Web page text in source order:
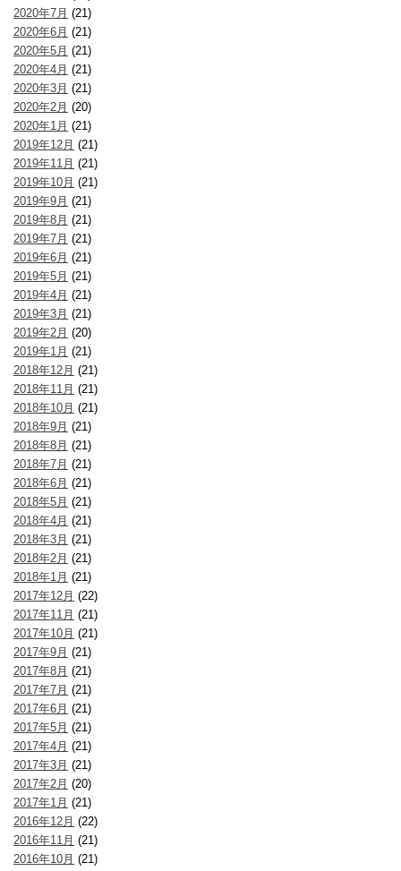
2020年7月 (21)
2020年6月 (21)
2020年5月 (21)
2020年4月 (21)
2020年3月 (21)
2020年2月 (20)
2020年1月 (21)
2019年12月 (21)
2019年11月 (21)
2019年10月 (21)
2019年9月 (21)
2019年8月 (21)
2019年7月 (21)
2019年6月 (21)
2019年5月 (21)
2019年4月 (21)
2019年3月 (21)
2019年2月 (20)
2019年1月 (21)
2018年12月 (21)
2018年11月 (21)
2018年10月 (21)
2018年9月 (21)
2018年8月 (21)
2018年7月 (21)
2018年6月 (21)
2018年5月 (21)
2018年4月 (21)
2018年3月 (21)
2018年2月 (21)
2018年1月 (21)
2017年12月 (22)
2017年11月 (21)
2017年10月 (21)
2017年9月 (21)
2017年8月 (21)
2017年7月 (21)
2017年6月 (21)
2017年5月 (21)
2017年4月 (21)
2017年3月 (21)
2017年2月 (20)
2017年1月 (21)
2016年12月 (22)
2016年11月 (21)
2016年10月 (21)